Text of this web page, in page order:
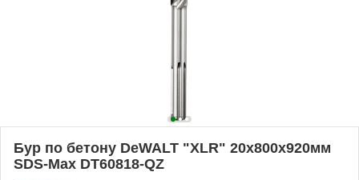
Бур по бетону DeWALT "XLR" 20х800х920мм
SDS-Max DT60818-QZ